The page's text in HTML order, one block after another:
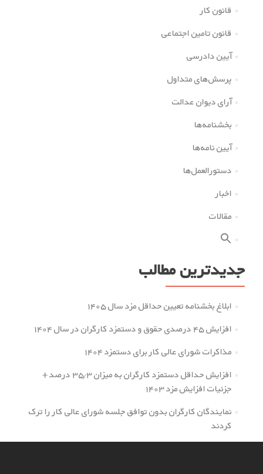
قانون کار
قانون تامین اجتماعی
آیین دادرسی
پرسش‌های متداول
آرای دیوان عدالت
بخشنامه‌ها
آیین نامه‌ها
دستورالعمل‌ها
اخبار
مقالات
جدیدترین مطالب
ابلاغ بخشنامه تعیین حداقل مزد سال ۱۴۰۵
افزایش ۴۵ درصدی حقوق و دستمزد کارگران در سال ۱۴۰۴
مذاکرات شورای عالی کار برای دستمزد ۱۴۰۴
افزایش حداقل دستمزد کارگران به میزان ۳۵.۳ درصد +
جزئیات افزایش مزد ۱۴۰۳
نمایندگان کارگران بدون توافق جلسه شورای عالی کار را ترک
کردند